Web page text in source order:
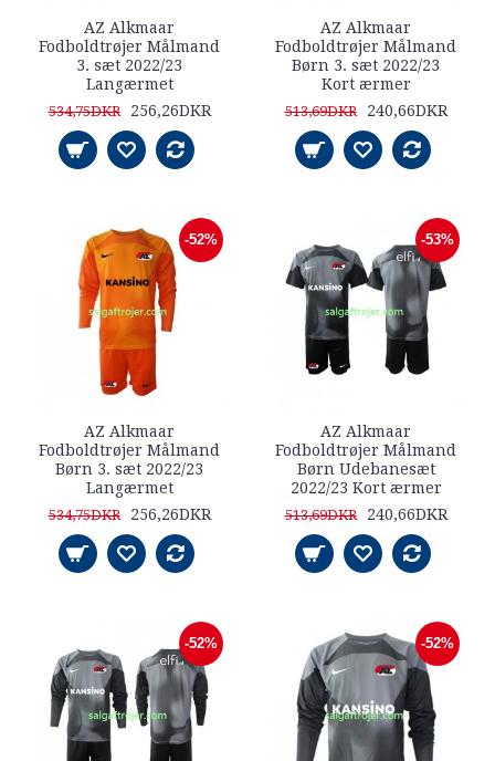
AZ Alkmaar
Fodboldtrøjer Målmand
3. sæt 2022/23
Langærmet
534,75DKR 256,26DKR
AZ Alkmaar
Fodboldtrøjer Målmand
Børn 3. sæt 2022/23
Kort ærmer
513,69DKR 240,66DKR
-52%
AZ Alkmaar
Fodboldtrøjer Målmand
Børn 3. sæt 2022/23
Langærmet
534,75DKR 256,26DKR
-53%
AZ Alkmaar
Fodboldtrøjer Målmand
Børn Udebanesæt
2022/23 Kort ærmer
513,69DKR 240,66DKR
-52% -52%